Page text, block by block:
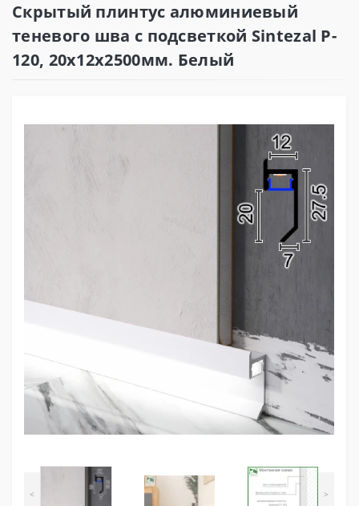
Скрытый плинтус алюминиевый
теневого шва с подсветкой Sintezal P-
120, 20х12х2500мм. Белый
< >